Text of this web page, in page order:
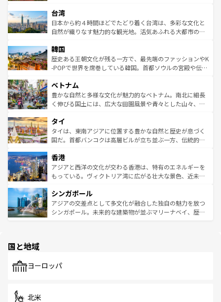
ならではの贅沢な旅のスタイルだ。 なお、新着のアメリカ
情報はコンテンツ一覧を参照してほしい。
れるおもてなしの心で訪れる人々を迎えてくれるハワイの
人々、おいしいローカルフードやハワイアンミュージッ
ク、伝統的なフラダンスなど、すべてがハワイの魅力を彩
ワイを、存分に味わってほしい。 なお、新着のハワイ情報
はコンテンツ一覧を参照してほしい。
リアリーフや大陸中央部にそびえるウルル（エアーズロッ
ク）、タスマニアの美しい原生林やケアンズの熱帯雨林な
ど、見どころがたくさん。また、カフェやワイン、オージ
いる。アクティビティも充実しており、サーフィンやダイ
ビング、ハイキングなど、アウトドア好きにはたまらな
い。オーストラリアの多彩な魅力を存分に味わいつくそ
参照してほしい。
台湾
日本から約４時間ほどでたどり着く台湾は、多彩な文化と
自然が織りなす魅力的な観光地。活気あふれる大都市の台
ン）、静ひつな山岳地帯である台湾東部など、都市の喧騒
と山間の静けさが共存しており、訪れる人に新しい発見と
驚きをもたらしてくれる。また、奥深い台湾の食文化も魅
容にもいいと評判のスイーツなど、バラエティ豊かな料理
が味わえる。 なお、新着の台湾情報は コンテンツ一覧を参
照してほしい。
韓国
歴史ある王朝文化が残る一方で、最先端のファッションやK
-POPで世界を席巻している韓国。首都ソウルの宮殿や伝統
き、地方に足を延ばせば四季折々の自然美を楽しむことが
できる。そして、キムチや焼肉、絶品のストリートフード
まで、さまざまな韓国料理が待っている。夜には、韓国な
リティに包まれながら、韓国の多彩な魅力を心ゆくまで味
わってみてほしい。 なお、新着の韓国情報はコンテンツ一
覧を参照してほしい。
ベトナム
豊かな自然と多様な文化が魅力的なベトナム。南北に細長
く伸びる国土には、広大な田園風景や青々とした山々、世
急速な発展と共に伝統が息づく。ハノイの古い町並みやホ
ーチミン市のフランス統治時代の建物も、独特の雰囲気を
醸し出している。また、バラエティの豊かさとおいしさで
とつ。フォーやバインミー、ベトナムコーヒーなどは、ぜ
ひ現地で味わいたい。どの地域を訪れてもあたたかい人々
が旅行者を迎えてくれるので、きっと忘れられない旅にな
参照してほしい。
タイ
タイは、東南アジアに位置する豊かな自然と歴史が息づく
国だ。首都バンコクは高層ビルが立ち並ぶ一方、伝統的な
の活気が交差している。北部ではチェンマイなどの山岳地
帯で自然と触れ合い、南部ではプーケットやクラビの美し
いビーチでリゾート気分を楽しむことができる。タイ料理
激する。気候は一年中温暖で、どの季節にも異なる楽しみ
が待っている。親しみやすいタイの人々、仏教を中心とし
た文化、そして多様な観光資源が、訪れる旅人を魅了し続
香港
アジアと西洋の文化が交わる香港は、特有のエネルギーを
もっている。ヴィクトリア湾に広がる壮大な景色、近未来
み、どこを訪れても感動するはず。観光スポットが密集し
ており、効率よく見どころを回れるのも魅力。息をのむよ
うな絶景から文化的な体験まで、香港を存分に楽しみ尽く
シンガポール
アジアの交差点として多文化が融合した独自の魅力を放つ
シンガポール。未来的な建築物が並ぶマリーナベイ、歴史
で、ホーカーズは地元の風情を楽しめる外せないスポット
国と地域
ヨーロッパ
北米